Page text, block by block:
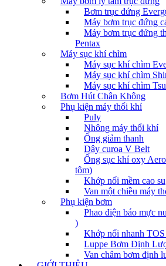
Bơm trục đứng
Máy bơm trục đứng
Máy bơm trục đứng
Pentax
Máy sục khí chìm
Máy sục khí chìm
Máy sục khí chìm
Máy sục khí chìm
Bơm Hút Chân Không
Phụ kiện máy thổi khí
Puly
Nhông máy thổi khí
Ống giảm thanh
Dây curoa V Belt
Ống sục khí oxy
tôm)
Khớp nối mềm cao su
Van một chiều máy
Phụ kiện bơm
Phao điện báo mực
)
Khớp nối nhanh
Luppe Bơm Định
Van châm bơm định